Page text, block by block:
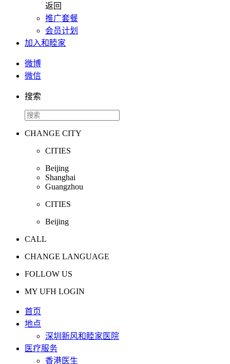
返回
推广套餐
会员计划
加入和睦家
微博
微信
搜索
CHANGE CITY
CITIES
Beijing
Shanghai
Guangzhou
CITIES
Beijing
CALL
CHANGE LANGUAGE
FOLLOW US
MY UFH LOGIN
首页
地点
深圳新风和睦家医院
医疗服务
香港医生